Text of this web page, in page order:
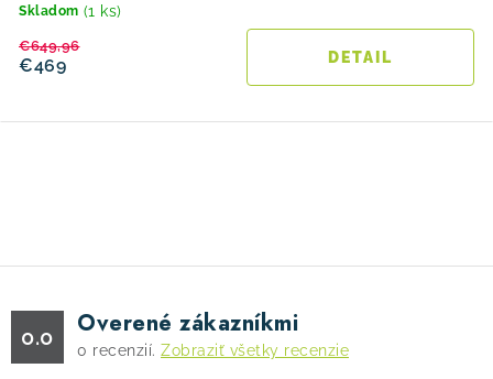
Skladom (1 ks)
€469
€649,96
DETAIL
á
d
a
c
0.0 Overené zákazníkmi
0 recenzií. Zobraziť všetky recenzie